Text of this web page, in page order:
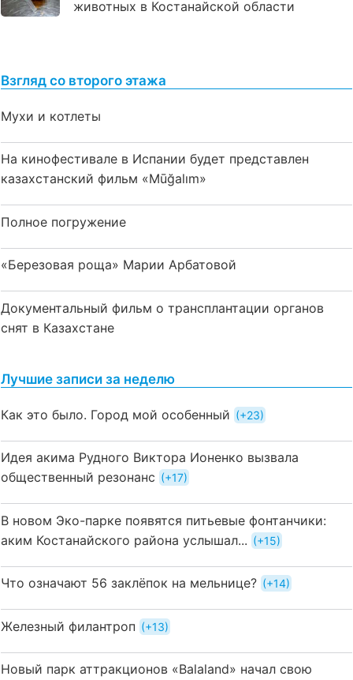
животных в Костанайской области
Взгляд со второго этажа
Мухи и котлеты
На кинофестивале в Испании будет представлен
казахстанский фильм «Mūğalım»
Полное погружение
«Березовая роща» Марии Арбатовой
Документальный фильм о трансплантации органов
снят в Казахстане
Лучшие записи за неделю
Как это было. Город мой особенный +23
Идея акима Рудного Виктора Ионенко вызвала
общественный резонанс
+17
В новом Эко-парке появятся питьевые фонтанчики:
аким Костанайского района услышал...
+15
Что означают 56 заклёпок на мельнице? +14
Железный филантроп +13
Новый парк аттракционов «Balaland» начал свою